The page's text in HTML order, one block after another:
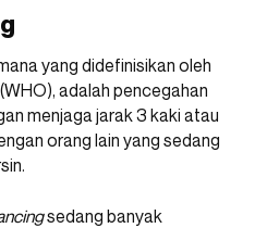
yang didefinisikan oleh
adalah pencegahan
menjaga jarak 3 kaki atau
orang lain yang sedang
sedang banyak